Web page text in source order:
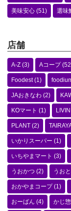
美味安心 (51) 選味
店舗
A-Z (3) Aコープ
Foodest(1)
JAおきなわ (2)
KOマート (1) LIVIN
PLANT (2)
いかりスーパー (1)
いちやまマート (3)
うおかつ (2) うお
おかやまコープ(1)
おーばん (4) かじ惣